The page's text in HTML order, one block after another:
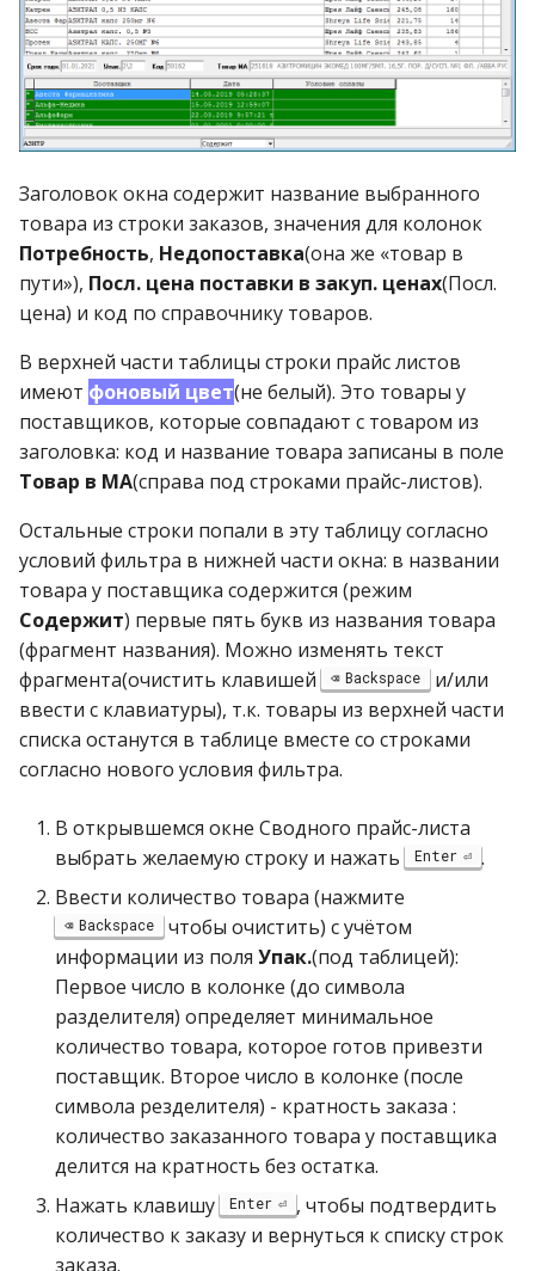
Заголовок окна содержит название выбранного
товара из строки заказов, значения для колонок
Потребность, Недопоставка(она же «товар в
пути»), Посл. цена поставки в закуп. ценах(Посл.
цена) и код по справочнику товаров.
В верхней части таблицы строки прайс листов
имеют фоновый цвет(не белый). Это товары у
поставщиков, которые совпадают с товаром из
заголовка: код и название товара записаны в поле
Товар в МА(справа под строками прайс-листов).
Остальные строки попали в эту таблицу согласно
условий фильтра в нижней части окна: в названии
товара у поставщика содержится (режим
Содержит) первые пять букв из названия товара
(фрагмент названия). Можно изменять текст
фрагмента(очистить клавишей
Backspace
и/или
ввести с клавиатуры), т.к. товары из верхней части
списка останутся в таблице вместе со строками
согласно нового условия фильтра.
В открывшемся окне Сводного прайс-листа
выбрать желаемую строку и нажать
Enter
.
Ввести количество товара (нажмите
Backspace
чтобы очистить) с учётом
информации из поля Упак.(под таблицей):
Первое число в колонке (до символа
разделителя) определяет минимальное
количество товара, которое готов привезти
поставщик. Второе число в колонке (после
символа резделителя) - кратность заказа :
количество заказанного товара у поставщика
делится на кратность без остатка.
Нажать клавишу
Enter
, чтобы подтвердить
количество к заказу и вернуться к списку строк
заказа.